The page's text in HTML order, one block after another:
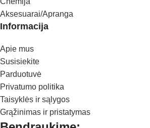
Aksesuarai/Apranga
Informacija
Apie mus
Susisiekite
Parduotuvė
Privatumo politika
Taisyklės ir sąlygos
Grąžinimas ir pristatymas